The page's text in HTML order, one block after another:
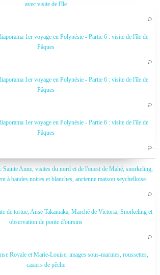
avec visite de l'île
…
1er voyage en Polynésie - Partie 6 : visite de l'île de
Pâques
…
1er voyage en Polynésie - Partie 6 : visite de l'île de
Pâques
…
1er voyage en Polynésie - Partie 6 : visite de l'île de
Pâques
…
Sainte Anne, visites du nord et de l'ouest de Mahé, snorkeling,
à bandes noires et blanches, ancienne maison seychelloise.
…
de tortue, Anse Takamaka, Marché de Victoria, Snorkeling et
observation de ponte d'oursins
…
Royale et Marie-Louise, images sous-marines, roussettes,
casiers de pêche